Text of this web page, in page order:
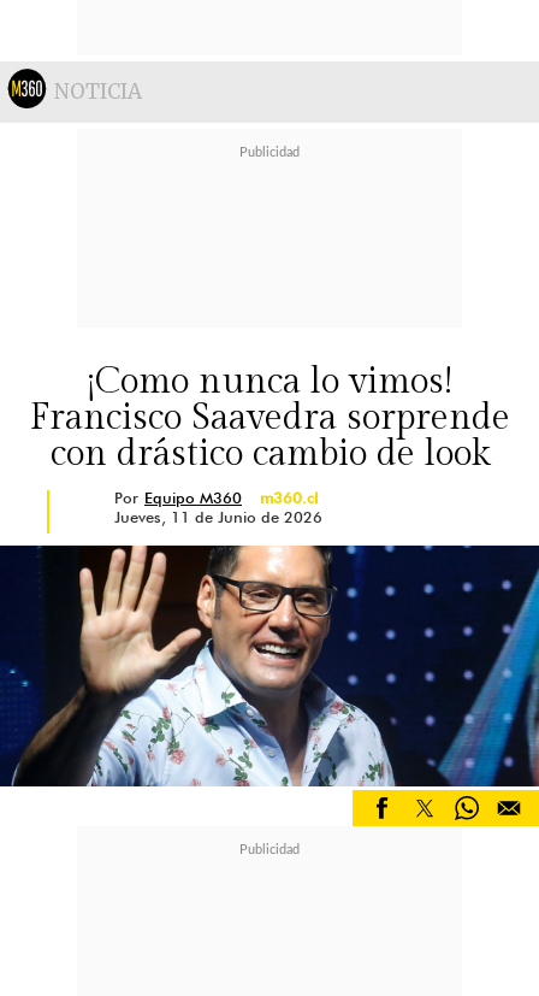
NOTICIA
¡Como nunca lo vimos!
Francisco Saavedra sorprende
con drástico cambio de look
Por Equipo M360
m360.cl
Jueves, 11 de Junio de 2026